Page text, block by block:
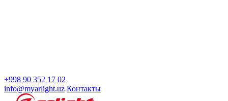
+998 90 352 17 02
info@myarlight.uz Контакты